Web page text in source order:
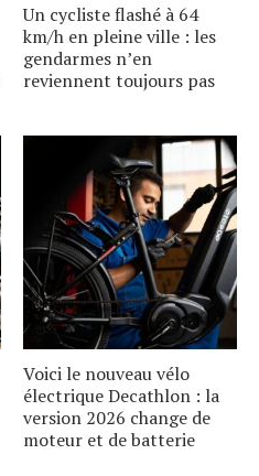
Un cycliste flashé à 64
km/h en pleine ville : les
gendarmes nʼen
reviennent toujours pas
Voici le nouveau vélo
électrique Decathlon : la
version 2026 change de
moteur et de batterie